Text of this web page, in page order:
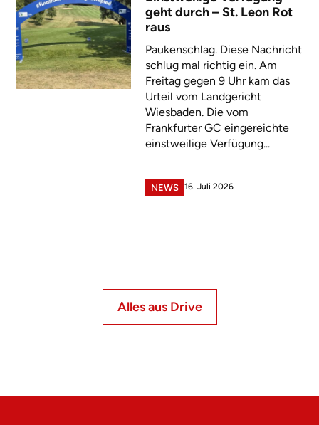
geht durch – St. Leon Rot
raus
Paukenschlag. Diese Nachricht
schlug mal richtig ein. Am
Freitag gegen 9 Uhr kam das
Urteil vom Landgericht
Wiesbaden. Die vom
Frankfurter GC eingereichte
einstweilige Verfügung...
NEWS 16. Juli 2026
Alles aus Drive